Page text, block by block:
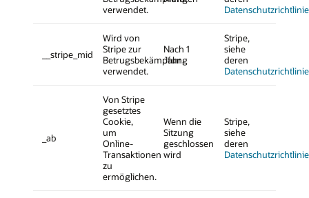
verwendet.
Datenschutzrichtlinie
__stripe_mid
Wird von
Stripe zur
Betrugsbekämpfung
verwendet.
Nach 1
Jahr
Stripe,
siehe
deren
Datenschutzrichtlinie
_ab
Von Stripe
gesetztes
Cookie,
um
Online-
Transaktionen
zu
ermöglichen.
Wenn die
Sitzung
geschlossen
wird
Stripe,
siehe
deren
Datenschutzrichtlinie